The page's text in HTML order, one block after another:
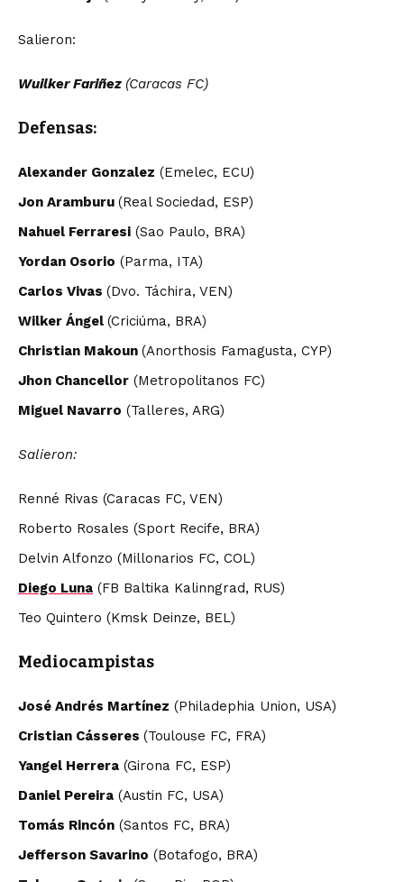
Salieron:
Wuilker Fariñez (Caracas FC)
Defensas:
Alexander Gonzalez (Emelec, ECU)
Jon Aramburu (Real Sociedad, ESP)
Nahuel Ferraresi (Sao Paulo, BRA)
Yordan Osorio (Parma, ITA)
Carlos Vivas (Dvo. Táchira, VEN)
Wilker Ángel (Criciúma, BRA)
Christian Makoun (Anorthosis Famagusta, CYP)
Jhon Chancellor (Metropolitanos FC)
Miguel Navarro (Talleres, ARG)
Salieron:
Renné Rivas (Caracas FC, VEN)
Roberto Rosales (Sport Recife, BRA)
Delvin Alfonzo (Millonarios FC, COL)
Diego Luna (FB Baltika Kalinngrad, RUS)
Teo Quintero (Kmsk Deinze, BEL)
Mediocampistas
José Andrés Martínez (Philadephia Union, USA)
Cristian Cásseres (Toulouse FC, FRA)
Yangel Herrera (Girona FC, ESP)
Daniel Pereira (Austin FC, USA)
Tomás Rincón (Santos FC, BRA)
Jefferson Savarino (Botafogo, BRA)